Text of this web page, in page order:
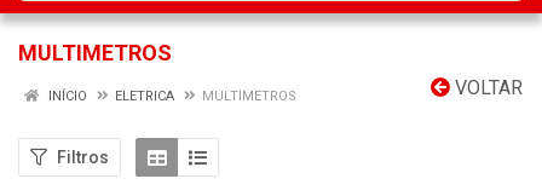
MULTIMETROS
VOLTAR
INÍCIO ELETRICA MULTIMETROS
Filtros